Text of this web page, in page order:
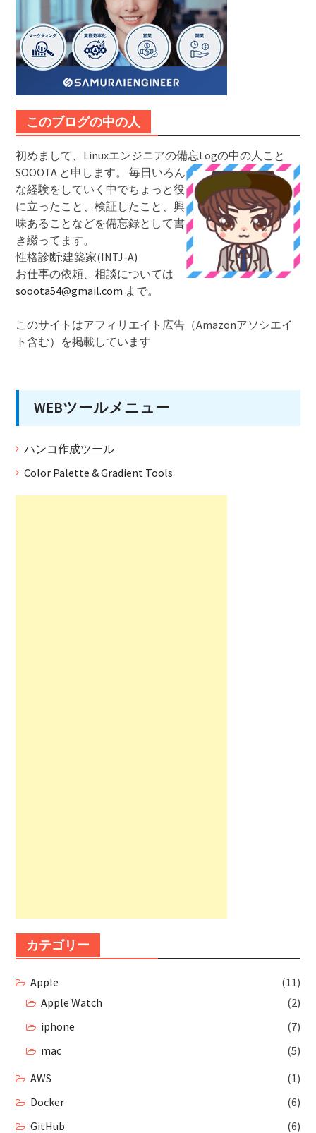
このブログの中の人
初めまして、Linuxエンジニアの備忘Logの中の人こと
SOOOTA と申します。 毎日いろん
な経験をしていく中でちょっと役
に立ったこと、検証したこと、興
味あることなどを備忘録として書
き綴ってます。
性格診断:建築家(INTJ-A)
お仕事の依頼、相談については
sooota54@gmail.com まで。
このサイトはアフィリエイト広告（Amazonアソシエイ
ト含む）を掲載しています
WEBツールメニュー
ハンコ作成ツール
Color Palette & Gradient Tools
カテゴリー
Apple
(11)
Apple Watch
(2)
iphone
(7)
mac
(5)
AWS
(1)
Docker
(6)
GitHub
(6)